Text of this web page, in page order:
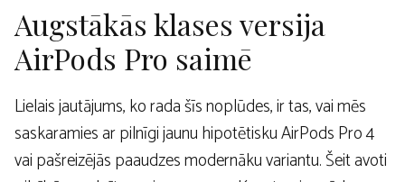
Augstākās klases versija
AirPods Pro saimē
Lielais jautājums, ko rada šīs noplūdes, ir tas, vai mēs
saskaramies ar pilnīgi jaunu hipotētisku AirPods Pro 4
vai pašreizējās paaudzes modernāku variantu. Šeit avoti